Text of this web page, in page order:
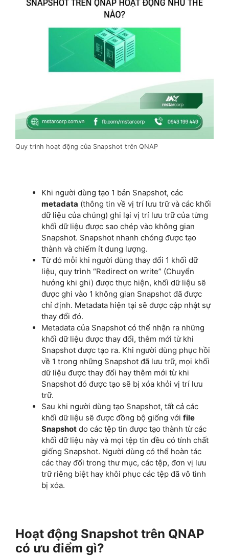
Quy trình hoạt động của Snapshot trên QNAP
Khi người dùng tạo 1 bản Snapshot, các
metadata (thông tin về vị trí lưu trữ và các khối
dữ liệu của chúng) ghi lại vị trí lưu trữ của từng
khối dữ liệu được sao chép vào không gian
Snapshot. Snapshot nhanh chóng được tạo
thành và chiếm ít dung lượng.
Từ đó mỗi khi người dùng thay đổi 1 khối dữ
liệu, quy trình “Redirect on write” (Chuyển
hướng khi ghi) được thực hiện, khối dữ liệu sẽ
được ghi vào 1 không gian Snapshot đã được
chỉ định. Metadata hiện tại sẽ được cập nhật sự
thay đổi đó.
Metadata của Snapshot có thể nhận ra những
khối dữ liệu được thay đổi, thêm mới từ khi
Snapshot được tạo ra. Khi người dùng phục hồi
về 1 trong những Snapshot đã lưu trữ, mọi khối
dữ liệu được thay đổi hay thêm mới từ khi
Snapshot đó được tạo sẽ bị xóa khỏi vị trí lưu
trữ.
Sau khi người dùng tạo Snapshot, tất cả các
khối dữ liệu sẽ được đồng bộ giống với file
Snapshot do các tệp tin được tạo thành từ các
khối dữ liệu này và mọi tệp tin đều có tính chất
giống Snapshot. Người dùng có thể hoàn tác
các thay đổi trong thư mục, các tệp, đơn vị lưu
trữ riêng biệt hay khôi phục các tệp đã vô tình
bị xóa.
Hoạt động Snapshot trên QNAP
có ưu điểm gì?